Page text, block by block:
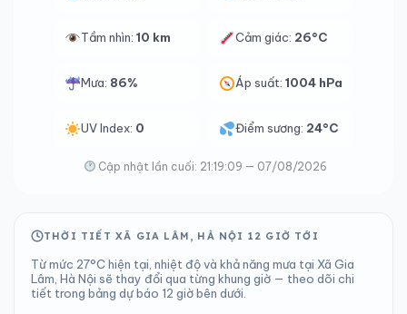
Tầm nhìn: 10 km Cảm giác: 26°C
Mưa: 86% Áp suất:1004 hPa
UV Index: 0 Điểm sương: 24°C
Cập nhật lần cuối: 21:19:09 — 07/08/2026
THỜI TIẾT XÃ GIA LÂM, HÀ NỘI 12 GIỜ TỚI
Từ mức 27°C hiện tại, nhiệt độ và khả năng mưa tại Xã Gia
Lâm, Hà Nội sẽ thay đổi qua từng khung giờ — theo dõi chi
tiết trong bảng dự báo 12 giờ bên dưới.